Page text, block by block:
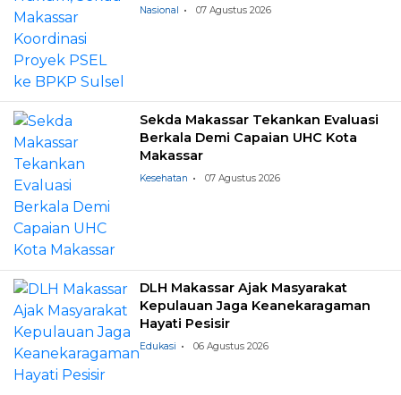
Nasional 07 Agustus 2026
Sekda Makassar Tekankan Evaluasi
Berkala Demi Capaian UHC Kota
Makassar
Kesehatan 07 Agustus 2026
DLH Makassar Ajak Masyarakat
Kepulauan Jaga Keanekaragaman
Hayati Pesisir
Edukasi 06 Agustus 2026